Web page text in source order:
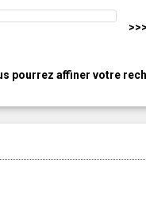
pourrez affiner votre